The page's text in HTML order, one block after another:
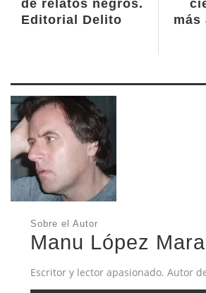
más
de relatos negros.
Editorial Delito
Sobre el Autor
Manu López
Escritor y lector apasionado. Autor